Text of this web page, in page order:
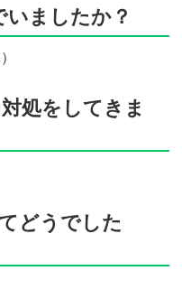
ましたか？
処をしてきま
どうでした